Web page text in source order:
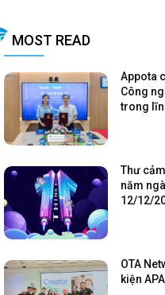
MOST READ
Appota
Công
trong
Thư
năm
12/12/
OTA
kiện